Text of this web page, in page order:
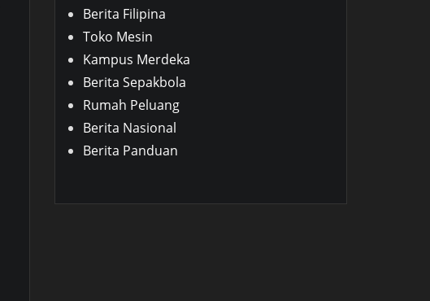
Berita Filipina
Toko Mesin
Kampus Merdeka
Berita Sepakbola
Rumah Peluang
Berita Nasional
Berita Panduan